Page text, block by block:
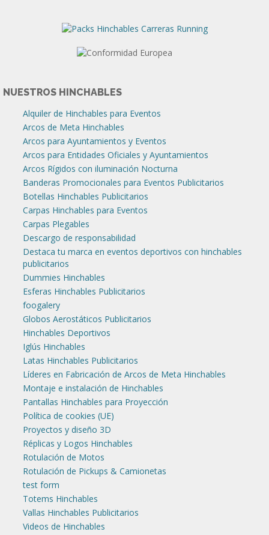
NUESTROS HINCHABLES
Alquiler de Hinchables para Eventos
Arcos de Meta Hinchables
Arcos para Ayuntamientos y Eventos
Arcos para Entidades Oficiales y Ayuntamientos
Arcos Rígidos con iluminación Nocturna
Banderas Promocionales para Eventos Publicitarios
Botellas Hinchables Publicitarios
Carpas Hinchables para Eventos
Carpas Plegables
Descargo de responsabilidad
Destaca tu marca en eventos deportivos con hinchables
publicitarios
Dummies Hinchables
Esferas Hinchables Publicitarios
foogalery
Globos Aerostáticos Publicitarios
Hinchables Deportivos
Iglús Hinchables
Latas Hinchables Publicitarios
Líderes en Fabricación de Arcos de Meta Hinchables
Montaje e instalación de Hinchables
Pantallas Hinchables para Proyección
Política de cookies (UE)
Proyectos y diseño 3D
Réplicas y Logos Hinchables
Rotulación de Motos
Rotulación de Pickups & Camionetas
test form
Totems Hinchables
Vallas Hinchables Publicitarios
Videos de Hinchables